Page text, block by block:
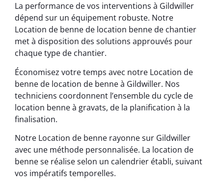
La performance de vos interventions à Gildwiller
dépend sur un équipement robuste. Notre
Location de benne de location benne de chantier
met à disposition des solutions approuvés pour
chaque type de chantier.
Économisez votre temps avec notre Location de
benne de location de benne à Gildwiller. Nos
techniciens coordonnent l’ensemble du cycle de
location benne à gravats, de la planification à la
finalisation.
Notre Location de benne rayonne sur Gildwiller
avec une méthode personnalisée. La location de
benne se réalise selon un calendrier établi, suivant
vos impératifs temporelles.